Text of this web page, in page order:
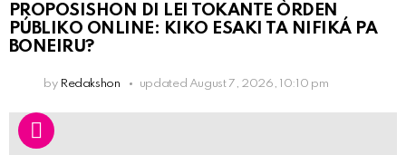
PROPOSISHON DI LEI TOKANTE ÒRDEN
PÚBLIKO ONLINE: KIKO ESAKI TA NIFIKÁ PA
BONEIRU?
by Redakshon updated August 7, 2026, 10:10 pm